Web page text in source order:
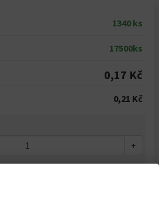
1340 ks
17500ks
0,17 Kč
0,21 Kč
+